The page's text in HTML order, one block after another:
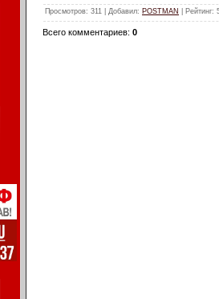
Просмотров: 311 | Добавил: POSTMAN Рейтинг:
Всего комментариев: 0